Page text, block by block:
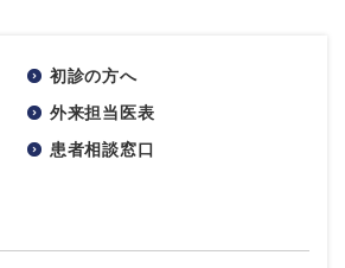
初診の方へ
外来担当医表
患者相談窓口